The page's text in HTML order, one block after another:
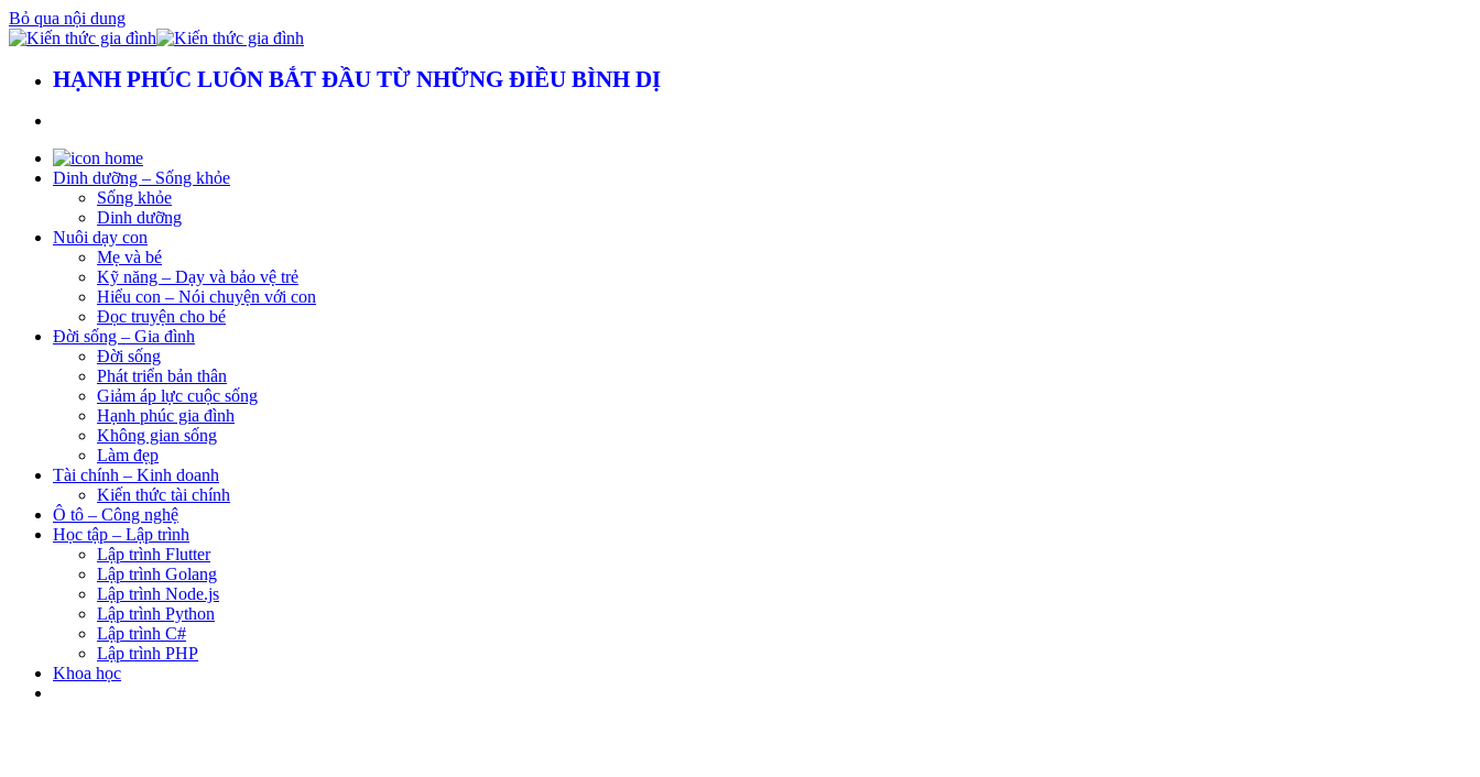
Bỏ qua nội dung
HẠNH PHÚC LUÔN BẮT ĐẦU TỪ NHỮNG ĐIỀU BÌNH DỊ
Dinh dưỡng – Sống khỏe
Sống khỏe
Dinh dưỡng
Nuôi dạy con
Mẹ và bé
Kỹ năng – Dạy và bảo vệ trẻ
Hiểu con – Nói chuyện với con
Đọc truyện cho bé
Đời sống – Gia đình
Đời sống
Phát triển bản thân
Giảm áp lực cuộc sống
Hạnh phúc gia đình
Không gian sống
Làm đẹp
Tài chính – Kinh doanh
Kiến thức tài chính
Ô tô – Công nghệ
Học tập – Lập trình
Lập trình Flutter
Lập trình Golang
Lập trình Node.js
Lập trình Python
Lập trình C#
Lập trình PHP
Khoa học